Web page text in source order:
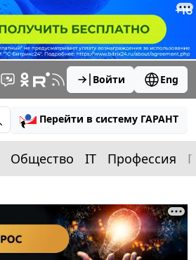
Войти Eng
Перейти в систему ГАРАНТ
Общество IT Профессия